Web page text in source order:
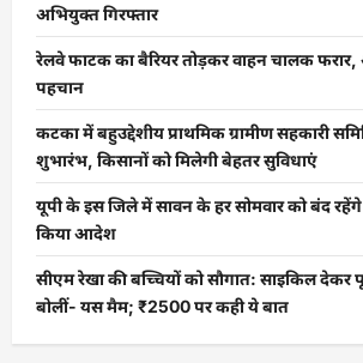
अभियुक्त गिरफ्तार
रेलवे फाटक का बैरियर तोड़कर वाहन चालक
पहचान
कटका में बहुउद्देशीय प्राथमिक ग्रामीण सहकारी
शुभारंभ, किसानों को मिलेगी बेहतर सुविधाएं
यूपी के इस जिले में सावन के हर सोमवार को बंद
किया आदेश
सीएम रेखा की बच्चियों को सौगात: साइकिल देकर
बोलीं- यस मैम; ₹2500 पर कही ये बात